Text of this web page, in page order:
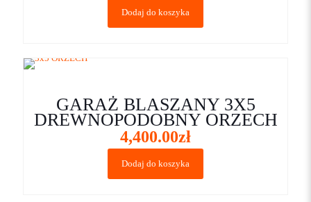
Dodaj do koszyka
GARAŻ BLASZANY 3X5
DREWNOPODOBNY ORZECH
4,400.00zł
Dodaj do koszyka